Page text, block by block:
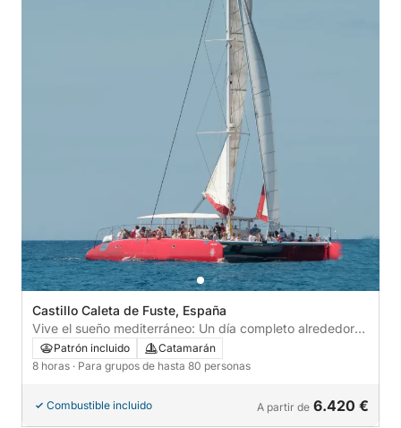
Castillo Caleta de Fuste, España
Vive el sueño mediterráneo: Un día completo alrededor
del Castillo Caleta de Fuste
Patrón incluido
Catamarán
8 horas · Para grupos de hasta 80 personas
Combustible incluido A partir de 6.420 €